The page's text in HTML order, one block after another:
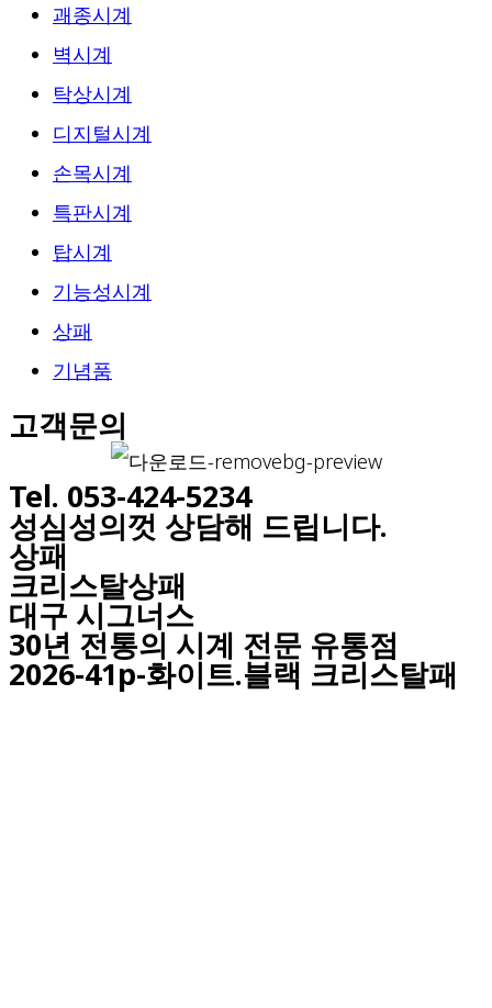
괘종시계
벽시계
탁상시계
디지털시계
손목시계
특판시계
탑시계
기능성시계
상패
기념품
고객문의
Tel. 053-424-5234
성심성의껏 상담해 드립니다.
상패
크리스탈상패
대구 시그너스
30년 전통의 시계 전문 유통점
2026-41p-화이트.블랙 크리스탈패